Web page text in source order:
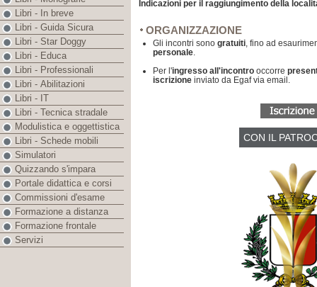
Indicazioni per il raggiungimento della
ORGANIZZAZIONE
Gli incontri sono gratuiti, fino ad
personale.
Per l'ingresso all'incontro occorre
iscrizione inviato da Egaf via email.
CON IL
Libri - In breve
Libri - Guida Sicura
Libri - Star Doggy
Libri - Educa
Libri - Professionali
Libri - Abilitazioni
Libri - IT
Libri - Tecnica stradale
Modulistica e oggettistica
Libri - Schede mobili
Simulatori
Quizzando s'impara
Portale didattica e corsi
Commissioni d'esame
Formazione a distanza
Formazione frontale
Servizi